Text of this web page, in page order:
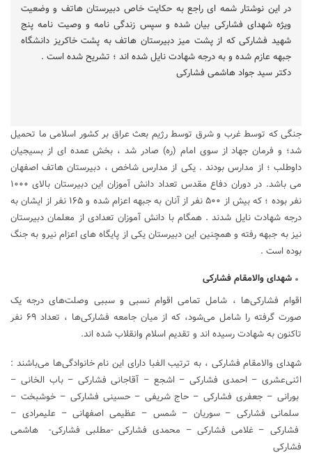
در این نوشتار شمه ای راجع به حکایت خاص دبیرستان هاتف و وضعیت
ویژه شهدای فشارکی بیان شده و سپس زندگی نامه و وصیت نامه پنج
شهید فشارکی که از پشت میز دبیرستان هاتف به پشت خاکریز دانشگاه
جبهه عازم شده و به درجه شهادت نایل شده اند ؛ تشریح شده است .
دکتر سید جواد هاشمی فشارکی
جنگی که توسط غرب و شرق توسط رژیم بعث عراق بر کشور اسلامی ما تحمیل
شد؛ و فرمان جهاد از سوی امام (ره) صادر شد ، بخش عمده ای از بسیجیان
داوطلب ؛ از مدارس بودند . یکی از مدارس شاخص ، دبیرستان هاتف اصفهان
می باشد. در دوران دفاع مقدس تعداد دانش آموزان این دبیرستان بالای ۱۰۰۰
نفر بوده ؛ که بیش از ۵۰۰ نفر از آنان به جبهه اعزام شده و ۱۶۵ نفر از ایشان به
درجه شهادت نایل شدند . همگام با دانش آموزان تعدادی از معلمان دبیرستان
نیز به جبهه رفته و همچنین این دبیرستان یکی از پایگاه های اعزام نیرو به جنگ
بوده است .
شهدای والامقام فشارکی
اقوام فشارکی‌ها ، شامل تمامی اقوام نسبی و سببی وصلت‌های درجه یک
صورت گرفته را شامل می‌شود، که از میان جامعه فشارکی‌ها ، تعداد ۶۹ نفر
تاکنون به شهادت رسیده اند و تقدیم اسلام وانقلاب شده اند.
شهدای والامقام فشارکی ، به ترتیب الفبا دارای این نام خانوادگی‌ها می‌باشند :
اثنی‌عشری – احمدی فشارکی – اشجع – آقاجانی فشارکی – باب الخانی –
بورانی – جعفری فشارکی – حاج شریفی – حسینی فشارکی – خوشبخت –
سلمانی فشارکی – سوریان – شمس – عظیمی اصفهانی – علیمرادی –
فشارکی – غلامی فشارکی – محمدی فشارکی -مطلبی فشارکی- هاشمی
فشارکی